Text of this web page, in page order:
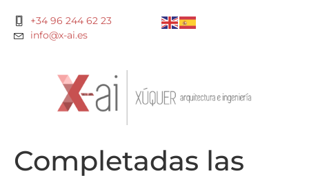
+34 96 244 62 23
info@x-ai.es
Completadas las